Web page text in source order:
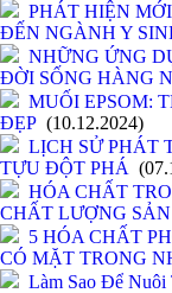
PHÁT HIỆN
ĐẾN NGÀNH Y
NHỮNG ỨNG
ĐỜI SỐNG HÀNG
MUỐI EPSOM:
ĐẸP (10.12.2024)
LỊCH SỬ PHÁT
TỰU ĐỘT PHÁ
HÓA CHẤT
CHẤT LƯỢNG
5 HÓA CHẤT
CÓ MẶT TRONG
Làm Sao Để Nuôi